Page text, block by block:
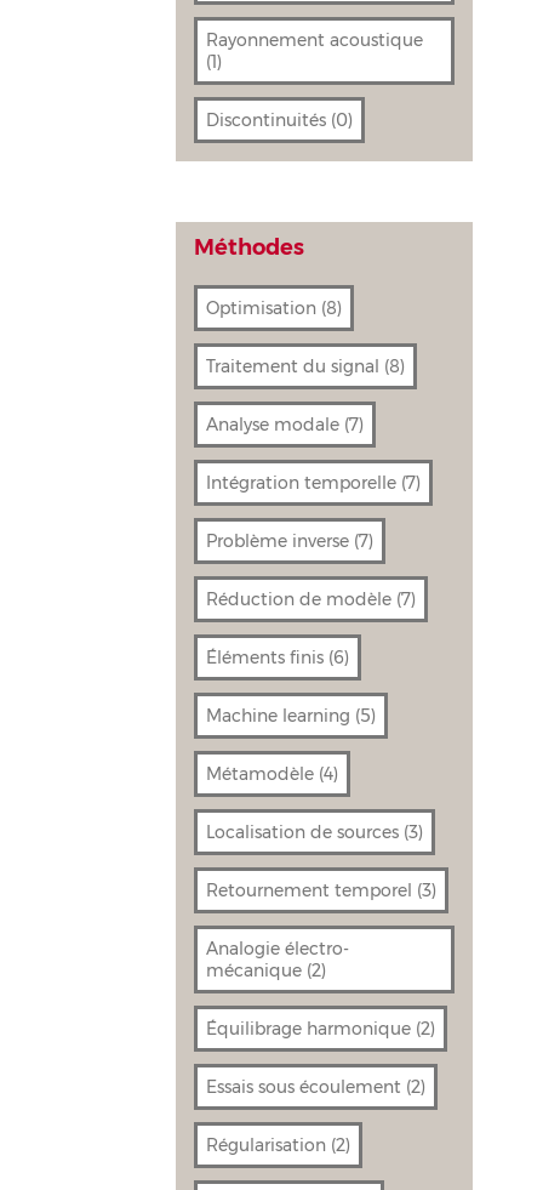
Rayonnement acoustique
(1)
Discontinuités (0)
Méthodes
Optimisation (8)
Traitement du signal (8)
Analyse modale (7)
Intégration temporelle (7)
Problème inverse (7)
Réduction de modèle (7)
Éléments finis (6)
Machine learning (5)
Métamodèle (4)
Localisation de sources (3)
Retournement temporel (3)
Analogie électro-
mécanique (2)
Équilibrage harmonique (2)
Essais sous écoulement (2)
Régularisation (2)